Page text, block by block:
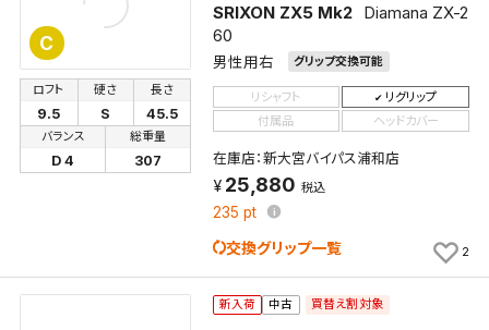
C
SRIXON ZX5 Mk2
Diamana ZX-2
60
男性用右 グリップ交換可能
ロフト
9.5
硬さ
S
長さ
45.5
バランス
D 4
総重量
307
リシャフト
リグリップ
付属品
ヘッドカバー
在庫店：新大宮バイパス浦和店
25,880 税込
235 pt
交換グリップ一覧 2
新入荷 中古 買替え割対象